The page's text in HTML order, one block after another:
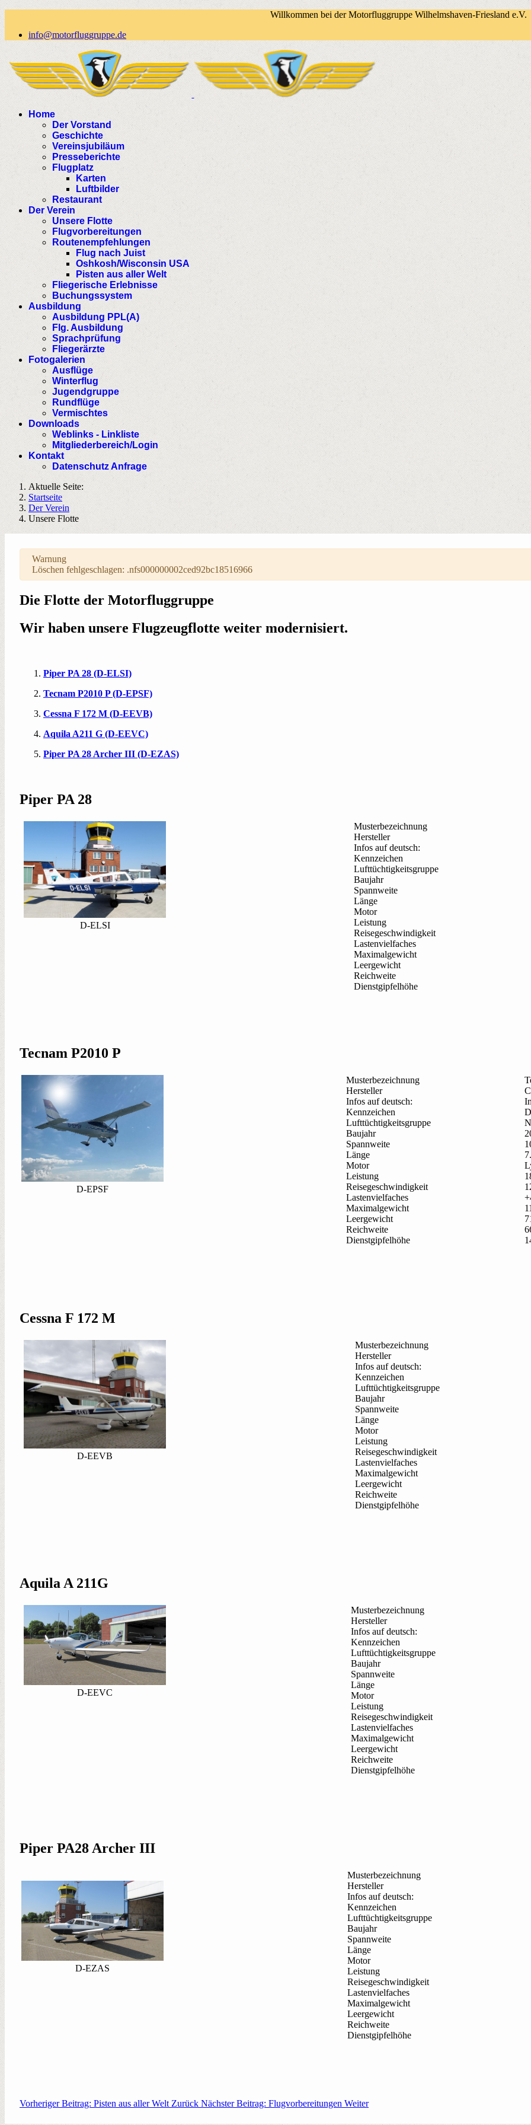
Willkommen bei der Motorfluggruppe Wilhelmshaven-Friesland e.V.
info@motorfluggruppe.de
Home
Der Vorstand
Geschichte
Vereinsjubiläum
Presseberichte
Flugplatz
Karten
Luftbilder
Restaurant
Der Verein
Unsere Flotte
Flugvorbereitungen
Routenempfehlungen
Flug nach Juist
Oshkosh/Wisconsin USA
Pisten aus aller Welt
Fliegerische Erlebnisse
Buchungssystem
Ausbildung
Ausbildung PPL(A)
Flg. Ausbildung
Sprachprüfung
Fliegerärzte
Fotogalerien
Ausflüge
Winterflug
Jugendgruppe
Rundflüge
Vermischtes
Downloads
Weblinks - Linkliste
Mitgliederbereich/Login
Kontakt
Datenschutz Anfrage
Aktuelle Seite:
Startseite
Der Verein
Unsere Flotte
Warnung
Löschen fehlgeschlagen: .nfs000000002ced92bc18516966
Die Flotte der Motorfluggruppe
Wir haben unsere Flugzeugflotte weiter modernisiert.
Piper PA 28 (D-ELSI)
Tecnam P2010 P (D-EPSF)
Cessna F 172 M (D-EEVB)
Aquila A211 G (D-EEVC)
Piper PA 28 Archer III (D-EZAS)
Piper PA 28
D-ELSI
Musterbezeichnung
Hersteller
Infos auf deutsch:
Kennzeichen
Lufttüchtigkeitsgruppe
Baujahr
Spannweite
Länge
Motor
Leistung
Reisegeschwindigkeit
Lastenvielfaches
Maximalgewicht
Leergewicht
Reichweite
Dienstgipfelhöhe
Tecnam P2010 P
D-EPSF
Musterbezeichnung
Hersteller
Infos auf deutsch:
Kennzeichen
Lufttüchtigkeitsgruppe
Baujahr
Spannweite
Länge
Motor
Leistung
Reisegeschwindigkeit
Lastenvielfaches
Maximalgewicht
Leergewicht
Reichweite
Dienstgipfelhöhe
Cessna F 172 M
D-EEVB
Musterbezeichnung
Hersteller
Infos auf deutsch:
Kennzeichen
Lufttüchtigkeitsgruppe
Baujahr
Spannweite
Länge
Motor
Leistung
Reisegeschwindigkeit
Lastenvielfaches
Maximalgewicht
Leergewicht
Reichweite
Dienstgipfelhöhe
Aquila A 211G
D-EEVC
Musterbezeichnung
Hersteller
Infos auf deutsch:
Kennzeichen
Lufttüchtigkeitsgruppe
Baujahr
Spannweite
Länge
Motor
Leistung
Reisegeschwindigkeit
Lastenvielfaches
Maximalgewicht
Leergewicht
Reichweite
Dienstgipfelhöhe
Piper PA28 Archer III
D-EZAS
Musterbezeichnung
Hersteller
Infos auf deutsch:
Kennzeichen
Lufttüchtigkeitsgruppe
Baujahr
Spannweite
Länge
Motor
Leistung
Reisegeschwindigkeit
Lastenvielfaches
Maximalgewicht
Leergewicht
Reichweite
Dienstgipfelhöhe
Vorheriger Beitrag: Pisten aus aller Welt Zurück Nächster Beitrag: Flugvorbereitungen Weiter